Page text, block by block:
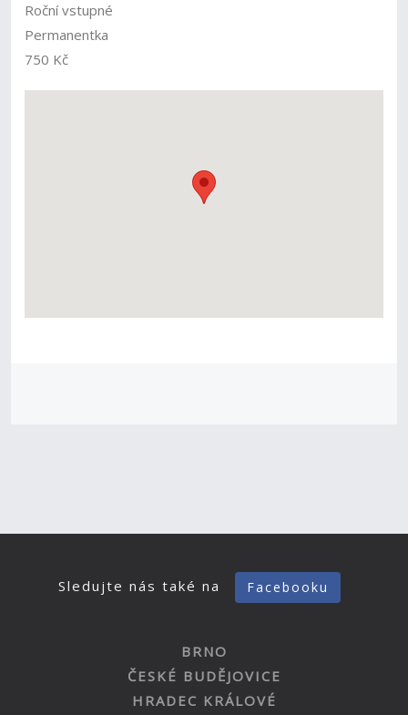
Roční vstupné
Permanentka
750 Kč
Sledujte nás také na Facebooku
BRNO
ČESKÉ BUDĚJOVICE
HRADEC KRÁLOVÉ